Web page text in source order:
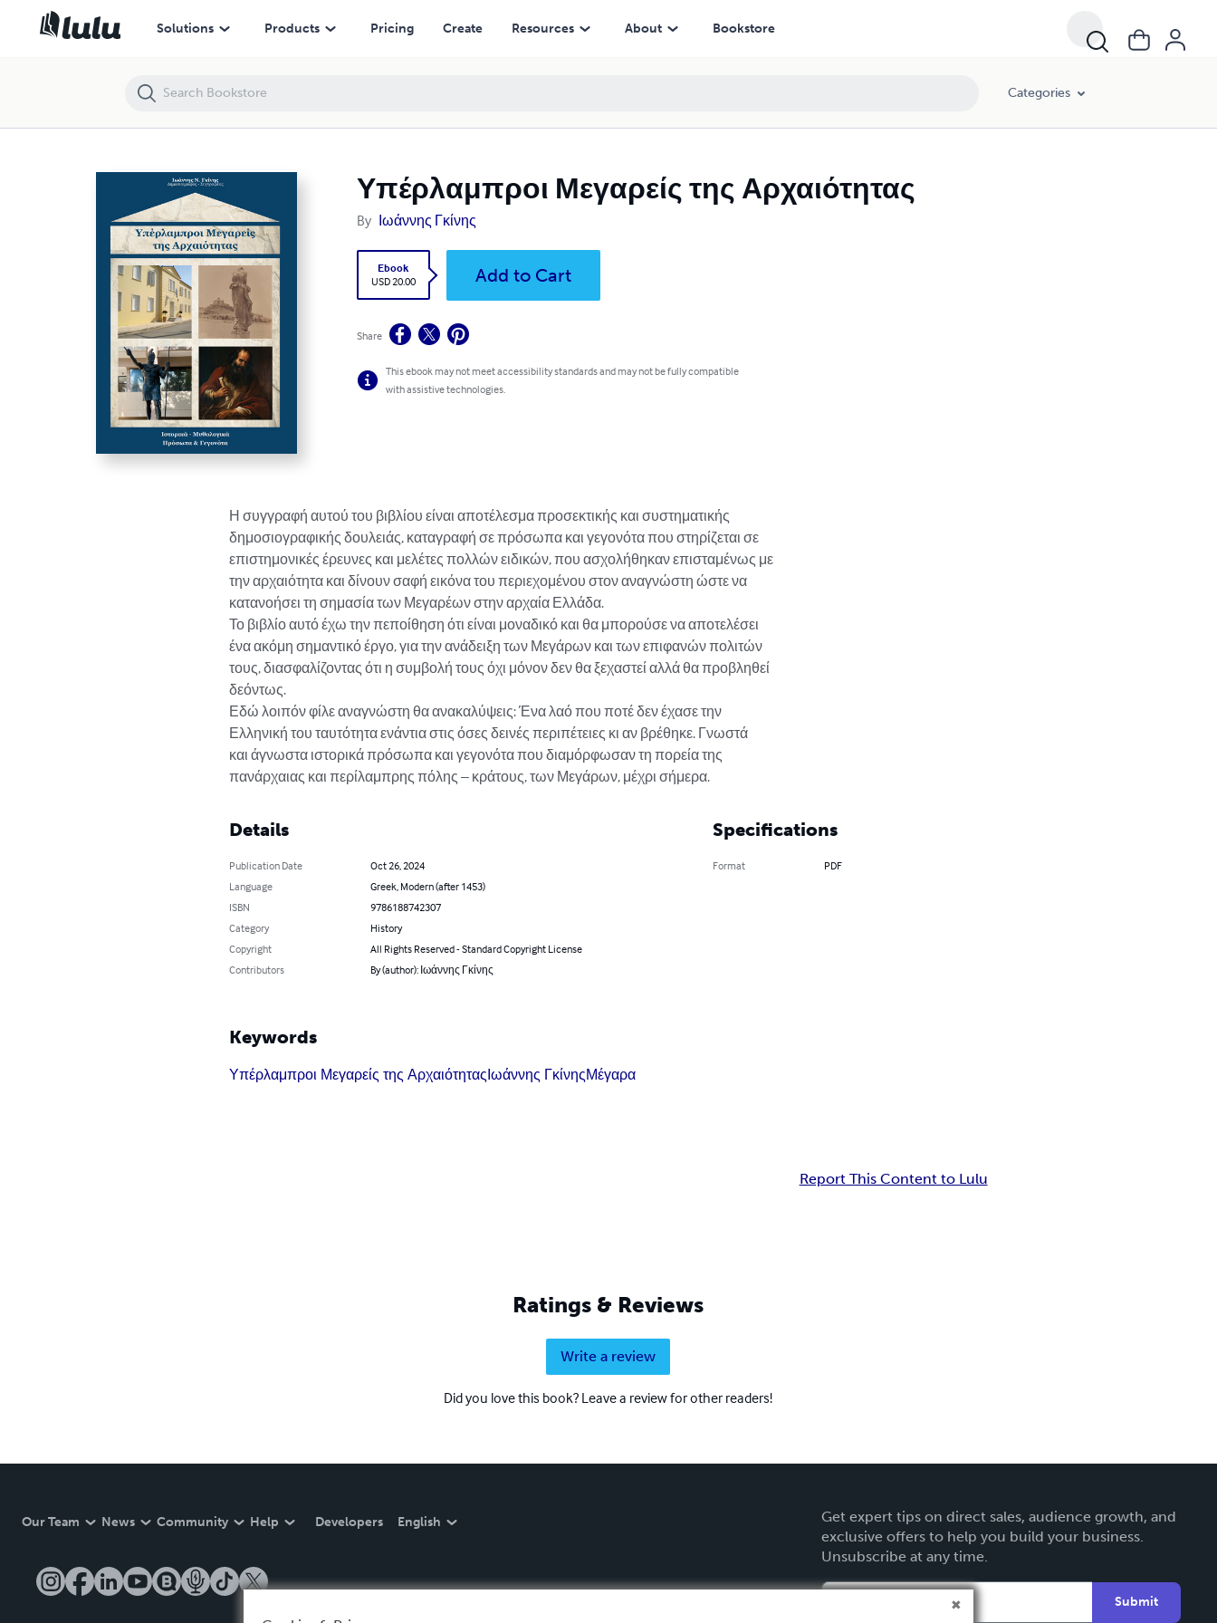
Solutions Products Pricing Create Resources About Bookstore
Categories
Υπέρλαμπροι Μεγαρείς της Αρχαιότητας
By Ιωάννης Γκίνης
Ebook
USD 20.00
Add to Cart
Share
This ebook may not meet accessibility standards and may not be fully compatible
with assistive technologies.
Η συγγραφή αυτού του βιβλίου είναι αποτέλεσμα προσεκτικής και συστηματικής
δημοσιογραφικής δουλειάς, καταγραφή σε πρόσωπα και γεγονότα που στηρίζεται σε
επιστημονικές έρευνες και μελέτες πολλών ειδικών, που ασχολήθηκαν επισταμένως με
την αρχαιότητα και δίνουν σαφή εικόνα του περιεχομένου στον αναγνώστη ώστε να
κατανοήσει τη σημασία των Μεγαρέων στην αρχαία Ελλάδα.
Το βιβλίο αυτό έχω την πεποίθηση ότι είναι μοναδικό και θα μπορούσε να αποτελέσει
ένα ακόμη σημαντικό έργο, για την ανάδειξη των Μεγάρων και των επιφανών πολιτών
τους, διασφαλίζοντας ότι η συμβολή τους όχι μόνον δεν θα ξεχαστεί αλλά θα προβληθεί
δεόντως.
Εδώ λοιπόν φίλε αναγνώστη θα ανακαλύψεις: Ένα λαό που ποτέ δεν έχασε την
Ελληνική του ταυτότητα ενάντια στις όσες δεινές περιπέτειες κι αν βρέθηκε. Γνωστά
και άγνωστα ιστορικά πρόσωπα και γεγονότα που διαμόρφωσαν τη πορεία της
πανάρχαιας και περίλαμπρης πόλης – κράτους, των Μεγάρων, μέχρι σήμερα.
Details
Publication Date
Oct 26, 2024
Language
Greek, Modern (after 1453)
ISBN
9786188742307
Category
History
Copyright
All Rights Reserved - Standard Copyright License
Contributors
By (author): Ιωάννης Γκίνης
Specifications
Format PDF
Keywords
Υπέρλαμπροι Μεγαρείς της Αρχαιότητας Ιωάννης ΓκίνηςΜέγαρα
Report This Content to Lulu
Ratings & Reviews
Write a review
Did you love this book? Leave a review for other readers!
Our Team News Community Help Developers English
Get expert tips on direct sales, audience growth, and
exclusive offers to help you build your business.
Unsubscribe at any time.
Submit
Υπέρλαμπροι Μεγαρείς της Αρχαιότητας